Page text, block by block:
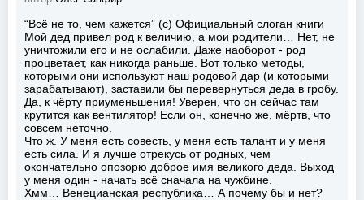
“Всё не то, чем кажется” (с) Официальный слоган книги
Мой дед привел род к величию, а мои родители… Нет, не
уничтожили его и не ослабили. Даже наоборот - род
процветает, как никогда раньше. Вот только методы,
которыми они используют наш родовой дар (и которыми
зарабатывают), заставили бы перевернуться деда в гробу.
Да, к чёрту приуменьшения! Уверен, что он сейчас там
крутится как вентилятор! Если он, конечно же, мёртв, что
совсем неточно.
Что ж. У меня есть совесть, у меня есть талант и у меня
есть сила. И я лучше отрекусь от родных, чем
окончательно опозорю доброе имя великого деда. Выход
у меня один - начать всё сначала на чужбине.
Хмм… Венецианская республика… А почему бы и нет?